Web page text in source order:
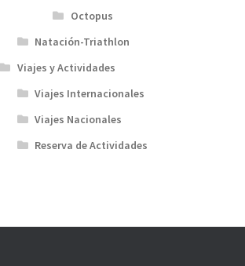
Octopus
Natación-Triathlon
Viajes y Actividades
Viajes Internacionales
Viajes Nacionales
Reserva de Actividades